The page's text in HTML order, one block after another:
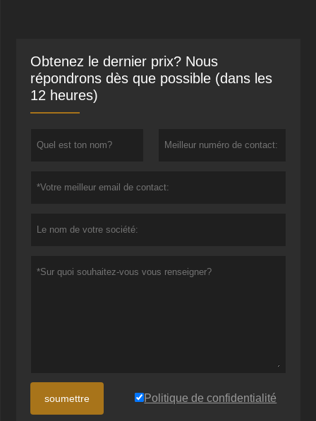
Obtenez le dernier prix? Nous
répondrons dès que possible (dans les
12 heures)
soumettre Politique de confidentialité